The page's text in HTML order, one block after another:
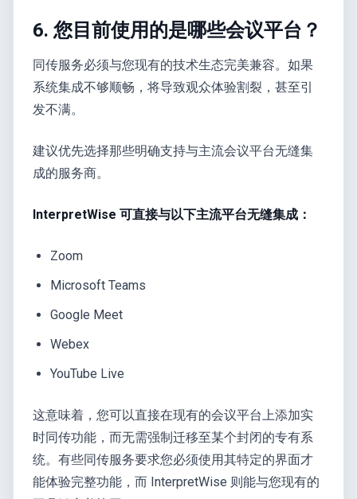
6. 您目前使用的是哪些会议平台？
同传服务必须与您现有的技术生态完美兼容。如果
系统集成不够顺畅，将导致观众体验割裂，甚至引
发不满。
建议优先选择那些明确支持与主流会议平台无缝集
成的服务商。
InterpretWise 可直接与以下主流平台无缝集成：
Zoom
Microsoft Teams
Google Meet
Webex
YouTube Live
这意味着，您可以直接在现有的会议平台上添加实
时同传功能，而无需强制迁移至某个封闭的专有系
统。有些同传服务要求您必须使用其特定的界面才
能体验完整功能，而 InterpretWise 则能与您现有的